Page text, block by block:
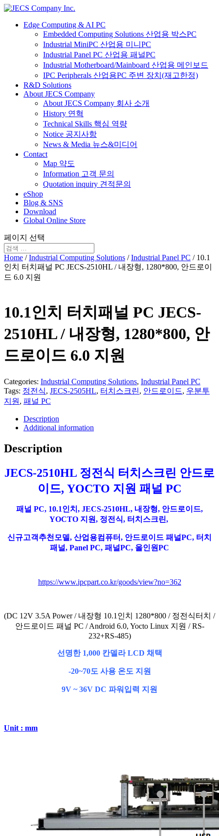
Edge Computing & AI PC
Embedded Computing Solutions 산업용 박스PC
Industrial MiniPC 산업용 미니PC
Industrial Panel PC 산업용 패널PC
Industrial Motherboard/Mainboard 산업용 메인보드
IPC Peripherals 산업용PC 주변 장치(재고한정)
R&D Solutions
About JECS Company
About JECS Company 회사 소개
History 연혁
Technical Skills 핵심 역량
Notice 공지사항
News & Media 뉴스&미디어
Contact
Map 약도
Information 고객 문의
Quotation inquiry 견적문의
eShop
Blog & SNS
Download
Global Online Store
페이지 선택
Home /Industrial Computing Solutions /Industrial Panel PC / 10.1
인치 터치패널 PC JECS-2510HL / 내장형, 1280*800, 안드로이
드 6.0 지원
10.1인치 터치패널 PC JECS-
2510HL / 내장형, 1280*800, 안
드로이드 6.0 지원
Categories: Industrial Computing Solutions, Industrial Panel PC
Tags: 정전식, JECS-2505HL, 터치스크린, 안드로이드, 우분투
지원 , 패널 PC
Description
Additional information
Description
JECS-2510HL 정전식 터치스크린 안드로
이드, YOCTO 지원 패널 PC
패널 PC, 10.1인치, JECS-2510HL, 내장형, 안드로이드,
YOCTO 지원, 정전식, 터치스크린,
신규고객추천모델, 산업용컴퓨터, 안드로이드 패널PC, 터치
패널, Panel PC, 패널PC, 올인원PC
https://www.ipcpart.co.kr/goods/view?no=362
(DC 12V 3.5A Power / 내장형 10.1인치 1280*800 / 정전식터치 /
안드로이드 패널 PC / Android 6.0, Yocto Linux 지원 / RS-
232+RS-485)
선명한 1,000 칸델라 LCD 채택
-20~70도 사용 온도 지원
9V ~ 36V DC 파워입력 지원
Unit : mm